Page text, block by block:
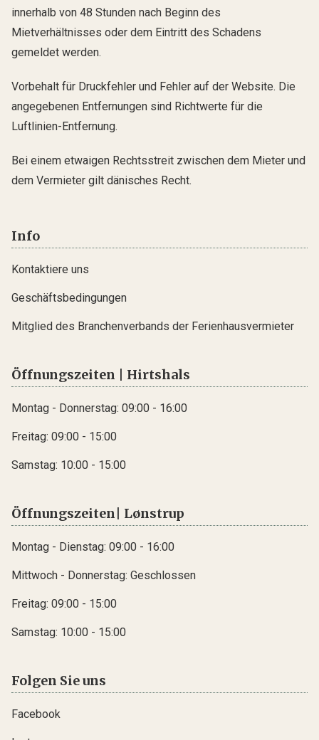
innerhalb von 48 Stunden nach Beginn des
Mietverhältnisses oder dem Eintritt des Schadens
gemeldet werden.
Vorbehalt für Druckfehler und Fehler auf der Website. Die
angegebenen Entfernungen sind Richtwerte für die
Luftlinien-Entfernung.
Bei einem etwaigen Rechtsstreit zwischen dem Mieter und
dem Vermieter gilt dänisches Recht.
Info
Kontaktiere uns
Geschäftsbedingungen
Mitglied des Branchenverbands der Ferienhausvermieter
Öffnungszeiten | Hirtshals
Montag - Donnerstag: 09:00 - 16:00
Freitag: 09:00 - 15:00
Samstag: 10:00 - 15:00
Öffnungszeiten| Lønstrup
Montag - Dienstag: 09:00 - 16:00
Mittwoch - Donnerstag: Geschlossen
Freitag: 09:00 - 15:00
Samstag: 10:00 - 15:00
Folgen Sie uns
Facebook